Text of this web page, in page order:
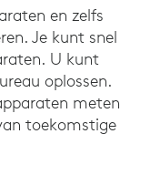
en zelfs
Je kunt snel
U kunt
oplossen.
meten
toekomstige